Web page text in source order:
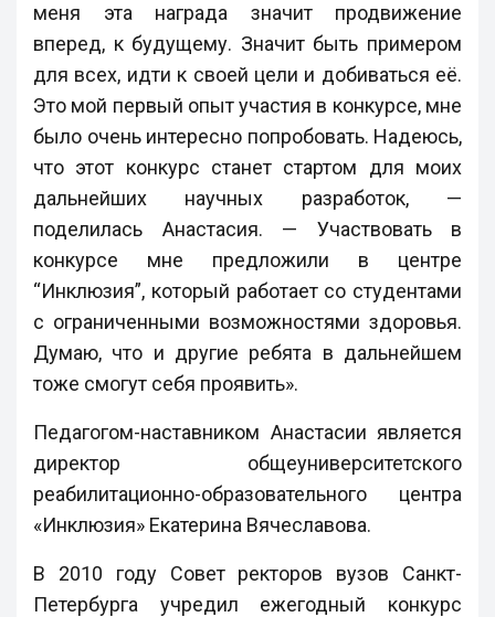
меня эта награда значит продвижение
вперед, к будущему. Значит быть примером
для всех, идти к своей цели и добиваться её.
Это мой первый опыт участия в конкурсе, мне
было очень интересно попробовать. Надеюсь,
что этот конкурс станет стартом для моих
дальнейших научных разработок, —
поделилась Анастасия. — Участвовать в
конкурсе мне предложили в центре
“Инклюзия”, который работает со студентами
с ограниченными возможностями здоровья.
Думаю, что и другие ребята в дальнейшем
тоже смогут себя проявить».
Педагогом-наставником Анастасии является
директор общеуниверситетского
реабилитационно-образовательного центра
«Инклюзия» Екатерина Вячеславова.
В 2010 году Совет ректоров вузов Санкт-
Петербурга учредил ежегодный конкурс